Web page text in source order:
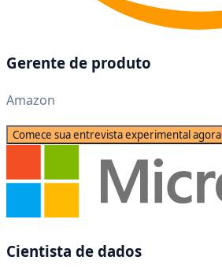
Gerente de produto
Amazon
Comece sua entrevista experimental agora
Cientista de dados